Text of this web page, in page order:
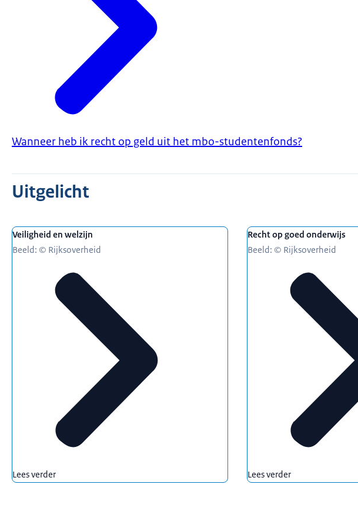
Wanneer heb ik recht op geld uit het mbo-studentenfonds?
Uitgelicht
Veiligheid en welzijn
Beeld: © Rijksoverheid
Lees verder
Recht op goed onderwijs
Beeld: © Rijksoverheid
Lees verder